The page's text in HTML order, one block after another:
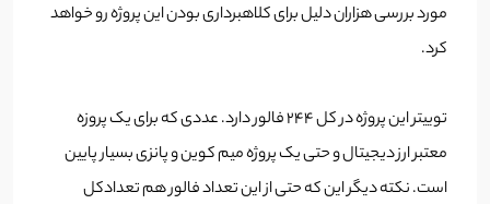
مورد بررسی هزاران دلیل برای کلاهبرداری بودن این پروژه رو خواهد
کرد.
توییتر این پروژه در کل 244 فالور دارد. عددی که برای یک پروزه
معتبر ارز دیجیتال و حتی یک پروژه میم کوین و پانزی بسیار پایین
است. نکته دیگر این که حتی از این تعداد فالور هم تعدادکل